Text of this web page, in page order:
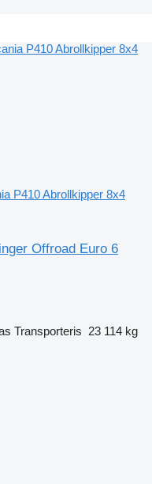
P410 Abrollkipper 8x4
Offroad Euro 6
Transporteris 23 114 kg